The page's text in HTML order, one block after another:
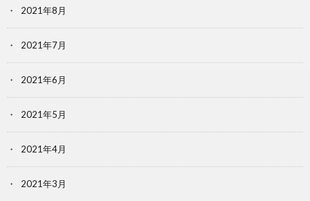
2021年8月
2021年7月
2021年6月
2021年5月
2021年4月
2021年3月